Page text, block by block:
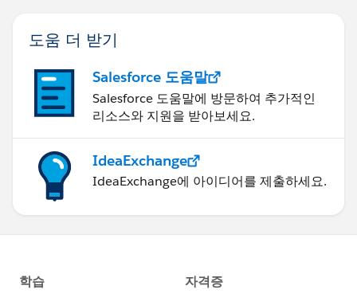
도움 더 받기
Salesforce 도움말
Salesforce 도움말에 방문하여 추가적인
리소스와 지원을 받아보세요.
IdeaExchange
IdeaExchange에 아이디어를 제출하세요.